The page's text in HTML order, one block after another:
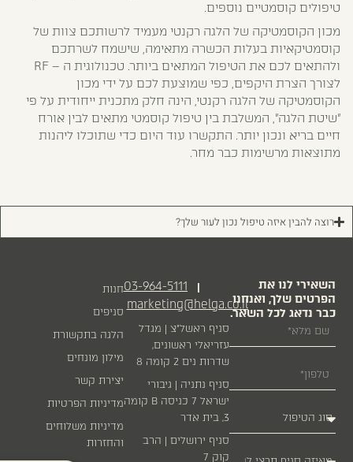
טיפולים קוסמטיים נוספים.
מכון הקוסמטיקה של הלגה רקנטי מעמיד לרשותכם צוות של
קוסמטיקאיות בעלות הכשרה מתאימה, שישמח לשרתכם
ולהתאים לכם את הטיפול המתאים ביותר. טכנולוגית ה – RF
לצורך הצרת היקפים, כפי שמוצעת לכם על ידי מכון
הקוסמטיקה של הלגה רקנטי, הינה חלק מתכנית ייחודית על פי
"שיטת הלגה", המשלבת בין טיפול קוסמטי מתאים לבין אורח
חיים בריא ונכון יותר. התקשרו עוד היום כדי שתוכלו ליהנות
מתוצאות מרשימות כבר מחר.
רוצה להבין איזה טיפול נכון לעור שלך?
03-964-5111 |
marketing@helga.co.il
סניף ראשל״צ | מגדל
עזריאלי ראשונים,
שדרות נים 2 קומה 8
סניף נתניה | גיבורי
ישראל 7 כניסה B קומה
3, בית אדר
סניף ירושלים | הרב
קוק 7
חנות
סניפים
הלגה בתקשורת
מילון מונחים
יצירת קשר
מדיניות הפרטיות
מדיניות משלוחים
והחזרות
השאירי לנו את
הפרטים שלך, ואנחנו
כבר נדאג לכל השאר.